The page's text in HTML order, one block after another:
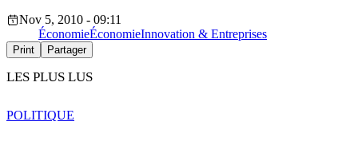
Nov 5, 2010 - 09:11
ÉconomieÉconomieInnovation & Entreprises
Print Partager
LES PLUS LUS
POLITIQUE